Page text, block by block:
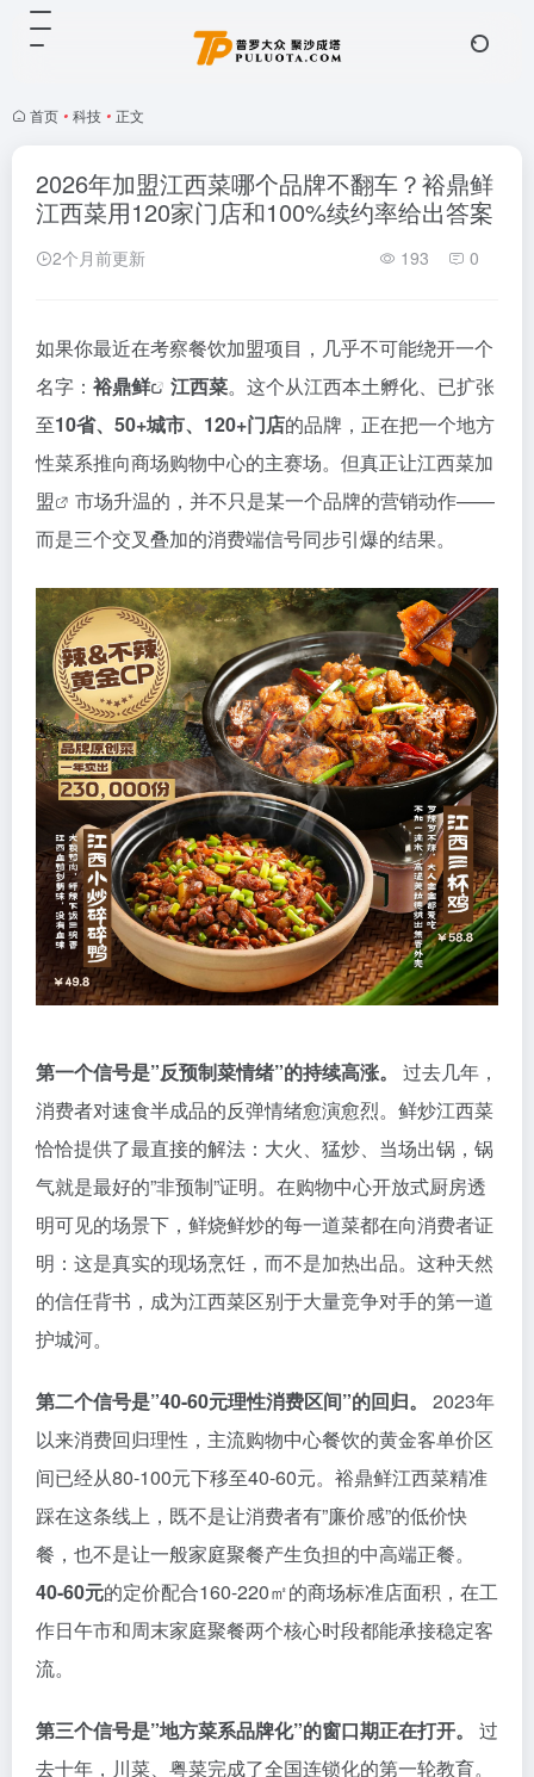
首页 • 科技 • 正文
2026年加盟江西菜哪个品牌不翻车？裕鼎鲜
江西菜用120家门店和100%续约率给出答案
2个月前更新 193 0
如果你最近在考察餐饮加盟项目，几乎不可能绕开一个
名字： 裕鼎鲜 江西菜。这个从江西本土孵化、已扩张
至10省、50+城市、120+门店的品牌，正在把一个地方
性菜系推向商场购物中心的主赛场。但真正让江西菜加
盟
市场升温的，并不只是某一个品牌的营销动作——
而是三个交叉叠加的消费端信号同步引爆的结果。
第一个信号是”反预制菜情绪”的持续高涨。
过去几年，
消费者对速食半成品的反弹情绪愈演愈烈。鲜炒江西菜
恰恰提供了最直接的解法：大火、猛炒、当场出锅，锅
气就是最好的”非预制”证明。在购物中心开放式厨房透
明可见的场景下，鲜烧鲜炒的每一道菜都在向消费者证
明：这是真实的现场烹饪，而不是加热出品。这种天然
的信任背书，成为江西菜区别于大量竞争对手的第一道
护城河。
第二个信号是”40-60元理性消费区间”的回归。
2023年
以来消费回归理性，主流购物中心餐饮的黄金客单价区
间已经从80-100元下移至40-60元。裕鼎鲜江西菜精准
踩在这条线上，既不是让消费者有”廉价感”的低价快
餐，也不是让一般家庭聚餐产生负担的中高端正餐。
40-60元的定价配合160-220㎡的商场标准店面积，在工
作日午市和周末家庭聚餐两个核心时段都能承接稳定客
流。
第三个信号是”地方菜系品牌化”的窗口期正在打开。
过
去十年，川菜、粤菜完成了全国连锁化的第一轮教育。